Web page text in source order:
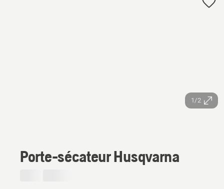
1/2
Porte-sécateur Husqvarna